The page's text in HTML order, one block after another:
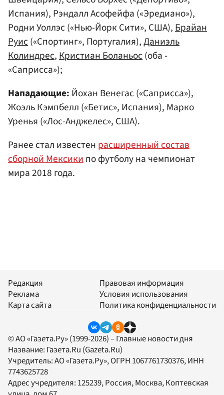
Испания), Рэндалл Асофейфа («Эредиано»),
Родни Уоллэс («Нью-Йорк Сити», США),Брайан
Руис(«Спортинг», Португалия),Даниэль
Колиндрес,Кристиан Боланьос(оба -
«Саприсса»);
Нападающие:Йохан Венегас(«Саприсса»),
Жоэль Кэмпбелл («Бетис», Испания), Марко
Уренья («Лос-Анджелес», США).
Ранее стал известен расширенный состав
сборной Мексикипо футболу на чемпионат
мира 2018 года.
Редакция
Реклама
Карта сайта
Правовая информация
Условия использования
Политика конфиденциальности
© АО «Газета.Ру» (1999-2026) – Главные новости дня
Название: Газета.Ru (Gazeta.Ru)
Учредитель:АО «Газета.Ру», ОГРН 1067761730376, ИНН
7743625728
Адрес учредителя: 125239, Россия, Москва, Коптевская